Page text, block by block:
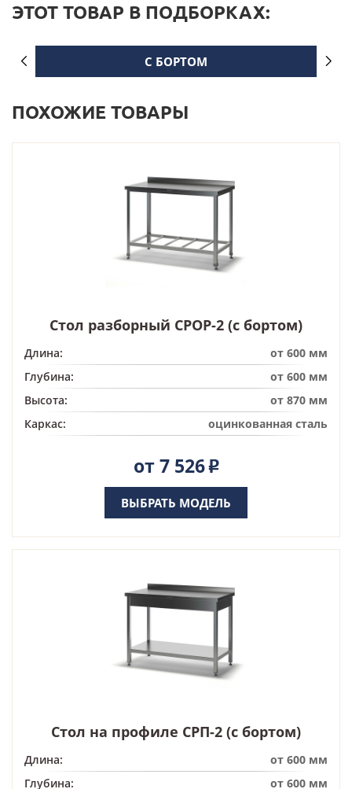
ЭТОТ ТОВАР В ПОДБОРКАХ:
С БОРТОМ
ПОХОЖИЕ ТОВАРЫ
Стол разборный СРОР-2 (с бортом)
Длина:
от 600 мм
Глубина:
от 600 мм
Высота:
от 870 мм
Каркас:
оцинкованная сталь
от 7 526Р
ВЫБРАТЬ МОДЕЛЬ
Стол на профиле СРП-2 (с бортом)
Длина:
от 600 мм
Глубина:
от 600 мм